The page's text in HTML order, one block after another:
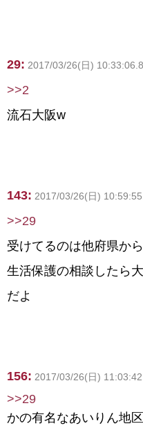
29: 2017/03/26(日)
>>2
流石大阪w
143: 2017/03/26(日)
>>29
受けてるのは他府県か
生活保護の相談したら
だよ
156: 2017/03/26(日)
>>29
かの有名なあいりん地